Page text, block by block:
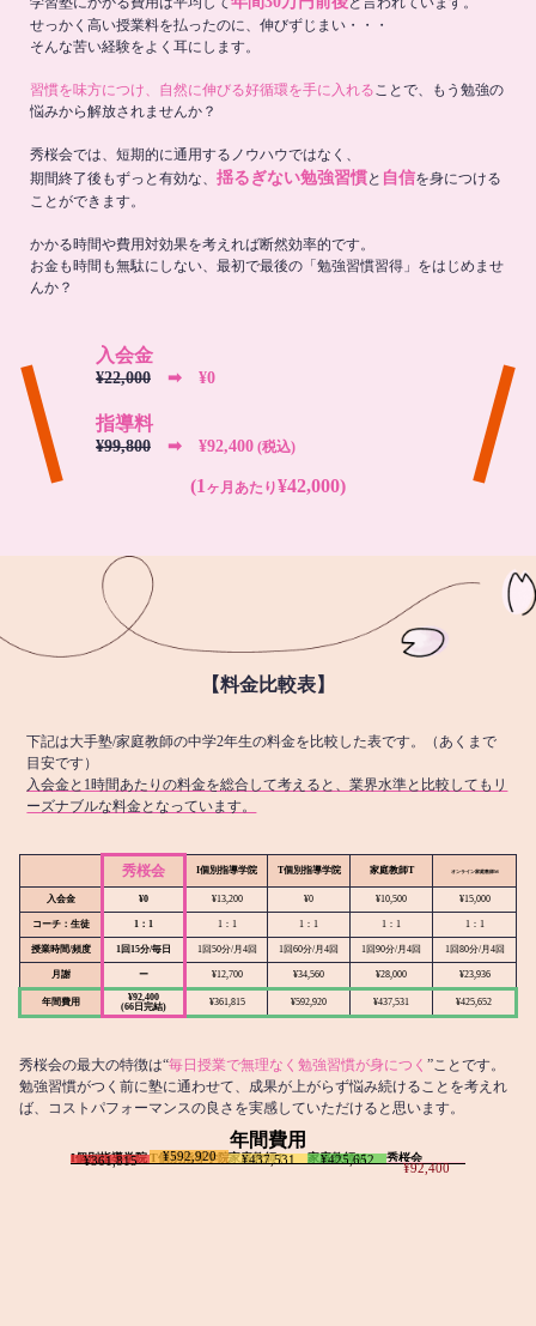
せっかく高い授業料を払ったのに、伸びずじまい・・・
そんな苦い経験をよく耳にします。
習慣を味方につけ、自然に伸びる好循環を手に入れることで、もう勉強の
悩みから解放されませんか？
秀桜会では、短期的に通用するノウハウではなく、
期間終了後もずっと有効な、 揺るぎない勉強習慣と 自信を身につける
ことができます。
かかる時間や費用対効果を考えれば断然効率的です。
お金も時間も無駄にしない、最初で最後の「勉強習慣習得」をはじめませ
んか？
入会金
¥22,000 ➡︎ ¥0
指導料
¥99,800 ➡︎ ¥92,400 (税込)
(1 ヶ月あたり¥42,000)
【料金比較表】
下記は大手塾/家庭教師の中学2年生の料金を比較した表です。（あくまで
目安です）
入会金と1時間あたりの料金を総合して考えると、業界水準と比較してもリ
ーズナブルな料金となっています。
秀桜会 I個別指導学院 T個別指導学院 家庭教師T オンライン家庭教師M
入会金 ¥0 ¥13,200 ¥0 ¥10,500 ¥15,000
コーチ：生徒 1：1 1：1 1：1 1：1 1：1
授業時間/頻度 1回15分/毎日 1回50分/月4回 1回60分/月4回 1回90分/月4回 1回80分/月4回
月謝 ー ¥12,700 ¥34,560 ¥28,000 ¥23,936
年間費用
¥92,400
(66日完結)
¥361,815 ¥592,920 ¥437,531 ¥425,652
秀桜会の最大の特徴は“毎日授業で無理なく勉強習慣が身につく ”ことです。
勉強習慣がつく前に塾に通わせて、成果が上がらず悩み続けることを考えれ
ば、コストパフォーマンスの良さを実感していただけると思います。
年間費用
I個別指導学院
¥361,815 T個別指導学院
¥592,920 家庭教師T
¥437,531 家庭教師M
¥425,652 秀桜会
¥92,400